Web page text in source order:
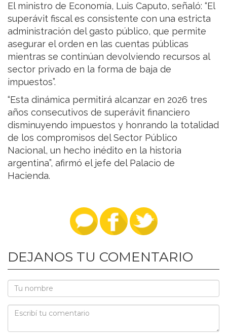
El ministro de Economía, Luis Caputo, señaló: “El
superávit fiscal es consistente con una estricta
administración del gasto público, que permite
asegurar el orden en las cuentas públicas
mientras se continúan devolviendo recursos al
sector privado en la forma de baja de
impuestos”.
“Esta dinámica permitirá alcanzar en 2026 tres
años consecutivos de superávit financiero
disminuyendo impuestos y honrando la totalidad
de los compromisos del Sector Público
Nacional, un hecho inédito en la historia
argentina”, afirmó el jefe del Palacio de
Hacienda.
DEJANOS TU COMENTARIO